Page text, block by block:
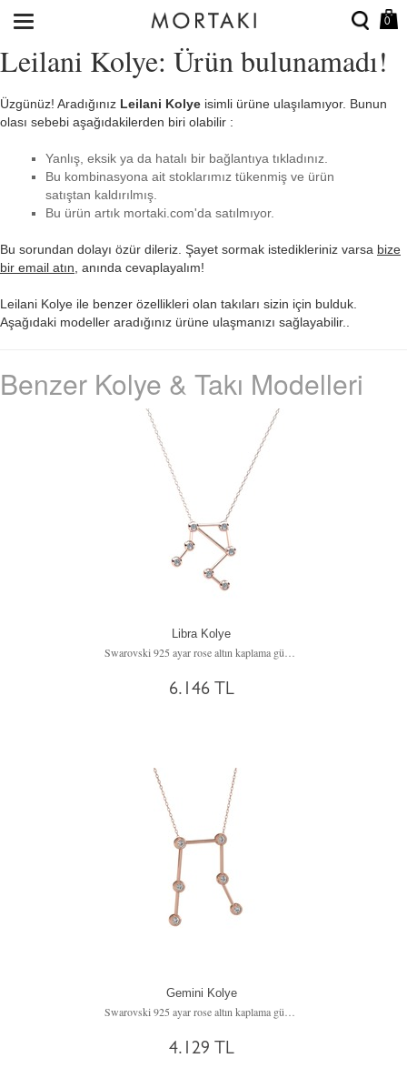
0
Leilani Kolye: Ürün bulunamadı!
Üzgünüz! Aradığınız Leilani Kolye isimli ürüne ulaşılamıyor. Bunun
olası sebebi aşağıdakilerden biri olabilir :
Yanlış, eksik ya da hatalı bir bağlantıya tıkladınız.
Bu kombinasyona ait stoklarımız tükenmiş ve ürün
satıştan kaldırılmış.
Bu ürün artık mortaki.com'da satılmıyor.
Bu sorundan dolayı özür dileriz. Şayet sormak istedikleriniz varsa bize
bir email atın , anında cevaplayalım!
Leilani Kolye ile benzer özellikleri olan takıları sizin için bulduk.
Aşağıdaki modeller aradığınız ürüne ulaşmanızı sağlayabilir..
Benzer Kolye & Takı Modelleri
Libra Kolye
6.146 TL
Gemini Kolye
4.129 TL